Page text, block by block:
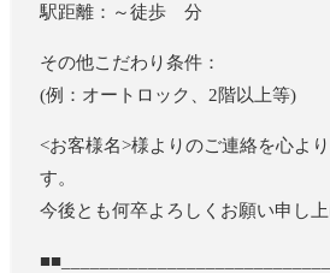
駅距離：～徒歩 分
その他こだわり条件：
(例：オートロック、2階以上等)
<お客様名>様よりのご連絡を心よ
す。
今後とも何卒よろしくお願い申し上